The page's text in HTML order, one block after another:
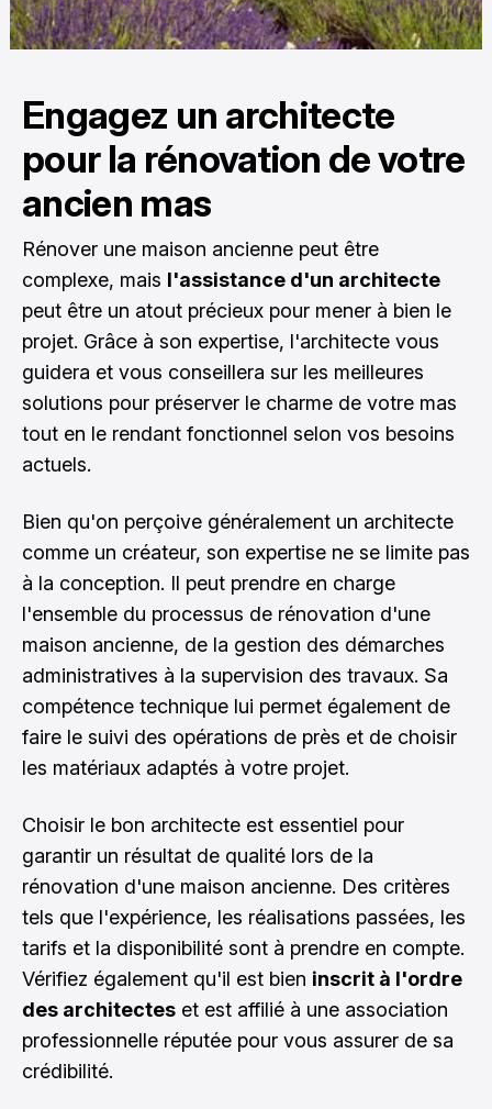
Engagez un architecte
pour la rénovation de votre
ancien mas
Rénover une maison ancienne peut être
complexe, mais l'assistance d'un architecte
peut être un atout précieux pour mener à bien le
projet. Grâce à son expertise, l'architecte vous
guidera et vous conseillera sur les meilleures
solutions pour préserver le charme de votre mas
tout en le rendant fonctionnel selon vos besoins
actuels.
Bien qu'on perçoive généralement un architecte
comme un créateur, son expertise ne se limite pas
à la conception. Il peut prendre en charge
l'ensemble du processus de rénovation d'une
maison ancienne, de la gestion des démarches
administratives à la supervision des travaux. Sa
compétence technique lui permet également de
faire le suivi des opérations de près et de choisir
les matériaux adaptés à votre projet.
Choisir le bon architecte est essentiel pour
garantir un résultat de qualité lors de la
rénovation d'une maison ancienne. Des critères
tels que l'expérience, les réalisations passées, les
tarifs et la disponibilité sont à prendre en compte.
Vérifiez également qu'il est bien inscrit à l'ordre
des architectes et est affilié à une association
professionnelle réputée pour vous assurer de sa
crédibilité.